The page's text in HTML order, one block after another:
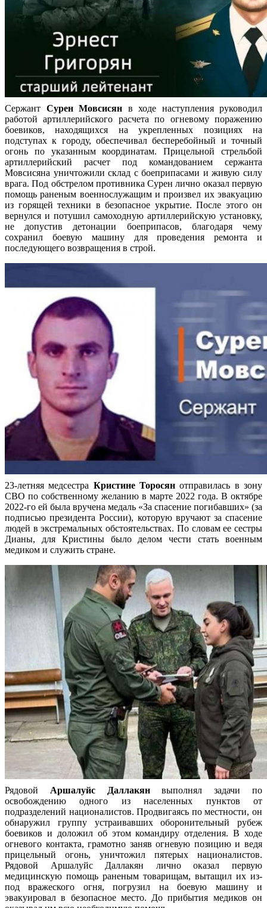
Сержант Сурен Мовсисян в ходе наступления руководил
работой артиллерийского расчета по огневому поражению
боевиков, находящихся на укрепленных позициях на
подступах к городу, обеспечивал бесперебойный и точный
огонь по указанным координатам. Прицельной стрельбой
артиллерийский расчет под командованием сержанта
Мовсисяна уничтожили склад с боеприпасами и живую силу
врага. Под обстрелом противника Сурен лично оказал первую
помощь раненым военнослужащим и произвел их эвакуацию
из горящей техники в безопасное укрытие. После этого он
вернулся и потушил самоходную артиллерийскую установку,
не допустив детонации боеприпасов, благодаря чему
сохранил боевую машину для проведения ремонта и
последующего возвращения в строй.
23-летняя медсестра Кристине Торосян отправилась в зону
СВО по собственному желанию в марте 2022 года. В октябре
2022-го ей была вручена медаль «За спасение погибавших» (за
подписью президента России), которую вручают за спасение
людей в экстремальных обстоятельствах. По словам ее сестры
Дианы, для Кристины было делом чести стать военным
медиком и служить стране.
Рядовой Аршалуйс Даллакянвыполнял задачи по
освобождению одного из населенных пунктов от
подразделений националистов. Продвигаясь по местности, он
обнаружил группу устраивавших оборонительный рубеж
боевиков и доложил об этом командиру отделения. В ходе
огневого контакта, грамотно заняв огневую позицию и ведя
прицельный огонь, уничтожил пятерых националистов.
Рядовой Аршалуйс Даллакян лично оказал первую
медицинскую помощь раненым товарищам, вытащил их из-
под вражеского огня, погрузил на боевую машину и
эвакуировал в безопасное место. До прибытия медиков он